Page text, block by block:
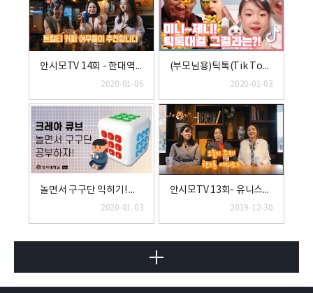
안시모TV 14회 - 한대역앞 새마을식당에서 연탄불고기 먹고 후식으로 트립티 커피한잔~ 다들 초보운전시절 있으시죠?
2020-01-06
(부모님용)틱톡(Tik Tok) 대결의 결과는?│#윤설현 #BLINK #틱톡 #연예림 #빡빡이
2020-01-03
놀면서 구구단 익히기! 크레아 큐브!
2020-01-03
안시모TV 13회- 유니스의 정원 속 실내데이트코스 이풀에서 수다삼매경 (경기도주식회사 지오라이너 소개)
2019-12-30